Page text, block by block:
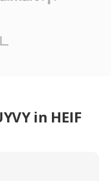
in HEIF